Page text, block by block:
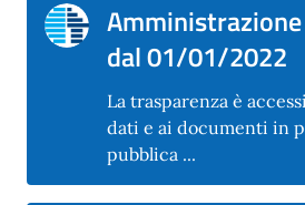
dal 01/01/2022
La trasparenza è
dati e ai documenti in
pubblica ...